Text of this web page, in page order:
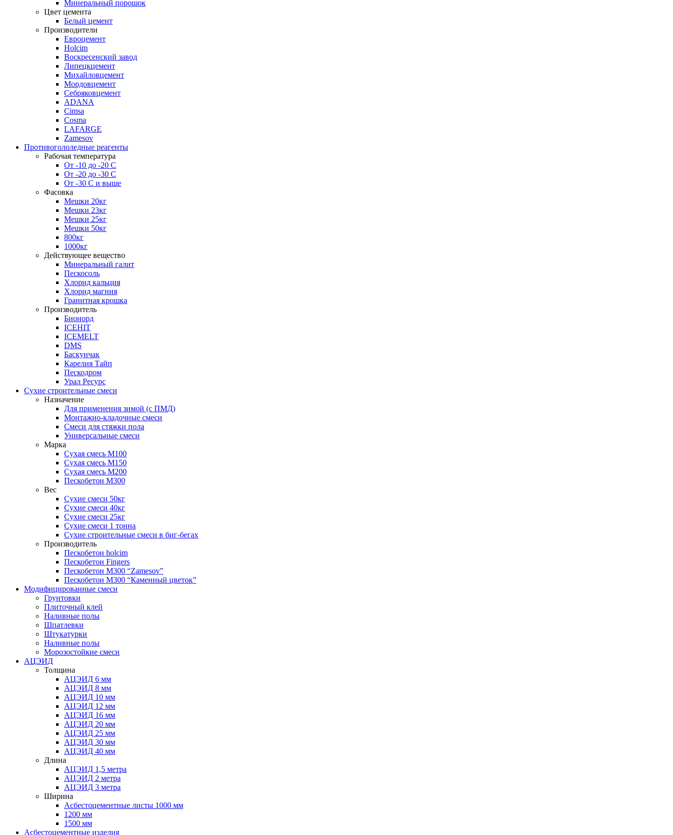
Минеральный порошок
Цвет цемента
Белый цемент
Производители
Евроцемент
Holcim
Воскресенский завод
Липецкцемент
Михайловцемент
Мордовцемент
Себряковцемент
ADANA
Cimsa
Cosma
LAFARGE
Zamesov
Противогололедные реагенты
Рабочая температура
От -10 до -20 С
От -20 до -30 С
От -30 С и выше
Фасовка
Мешки 20кг
Мешки 23кг
Мешки 25кг
Мешки 50кг
800кг
1000кг
Действующее вещество
Минеральный галит
Пескосоль
Хлорид кальция
Хлорид магния
Гранитная крошка
Производитель
Бионорд
ICEHIT
ICEMELT
DMS
Баскунчак
Карелия Тайп
Пескодром
Урал Ресурс
Сухие строительные смеси
Назначение
Для применения зимой (с ПМД)
Монтажно-кладочные смеси
Смеси для стяжки пола
Универсальные смеси
Марка
Сухая смесь М100
Сухая смесь М150
Сухая смесь М200
Пескобетон М300
Вес
Сухие смеси 50кг
Сухие смеси 40кг
Сухие смеси 25кг
Сухие смеси 1 тонна
Сухие строительные смеси в биг-бегах
Производитель
Пескобетон holcim
Пескобетон Fingers
Пескобетон М300 “Zamesov”
Пескобетон М300 “Каменный цветок”
Модифицированные смеси
Грунтовки
Плиточный клей
Наливные полы
Шпатлевки
Штукатурки
Наливные полы
Морозостойкие смеси
АЦЭИД
Толщина
АЦЭИД 6 мм
АЦЭИД 8 мм
АЦЭИД 10 мм
АЦЭИД 12 мм
АЦЭИД 16 мм
АЦЭИД 20 мм
АЦЭИД 25 мм
АЦЭИД 30 мм
АЦЭИД 40 мм
Длина
АЦЭИД 1,5 метра
АЦЭИД 2 метра
АЦЭИД 3 метра
Ширина
Асбестоцементные листы 1000 мм
1200 мм
1500 мм
Асбестоцементные изделия